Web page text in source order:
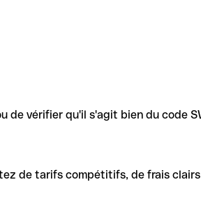
de vérifier qu'il s'agit bien du code
de tarifs compétitifs, de frais